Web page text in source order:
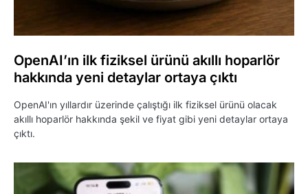
OpenAI’ın ilk fiziksel ürünü akıllı hoparlör
hakkında yeni detaylar ortaya çıktı
OpenAI'ın yıllardır üzerinde çalıştığı ilk fiziksel ürünü olacak
akıllı hoparlör hakkında şekil ve fiyat gibi yeni detaylar ortaya
çıktı.